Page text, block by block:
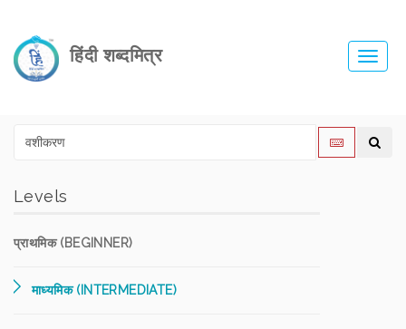
हिंदी शब्दमित्र
Levels
प्राथमिक (BEGINNER)
माध्यमिक (INTERMEDIATE)